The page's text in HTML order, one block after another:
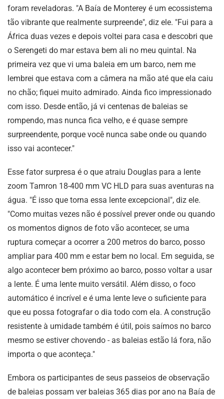
foram reveladoras. "A Baía de Monterey é um ecossistema
tão vibrante que realmente surpreende", diz ele. "Fui para a
África duas vezes e depois voltei para casa e descobri que
o Serengeti do mar estava bem ali no meu quintal. Na
primeira vez que vi uma baleia em um barco, nem me
lembrei que estava com a câmera na mão até que ela caiu
no chão; fiquei muito admirado. Ainda fico impressionado
com isso. Desde então, já vi centenas de baleias se
rompendo, mas nunca fica velho, e é quase sempre
surpreendente, porque você nunca sabe onde ou quando
isso vai acontecer."
Esse fator surpresa é o que atraiu Douglas para a lente
zoom Tamron 18-400 mm VC HLD para suas aventuras na
água. "É isso que torna essa lente excepcional", diz ele.
"Como muitas vezes não é possível prever onde ou quando
os momentos dignos de foto vão acontecer, se uma
ruptura começar a ocorrer a 200 metros do barco, posso
ampliar para 400 mm e estar bem no local. Em seguida, se
algo acontecer bem próximo ao barco, posso voltar a usar
a lente. É uma lente muito versátil. Além disso, o foco
automático é incrível e é uma lente leve o suficiente para
que eu possa fotografar o dia todo com ela. A construção
resistente à umidade também é útil, pois saímos no barco
mesmo se estiver chovendo - as baleias estão lá fora, não
importa o que aconteça."
Embora os participantes de seus passeios de observação
de baleias possam ver baleias 365 dias por ano na Baía de